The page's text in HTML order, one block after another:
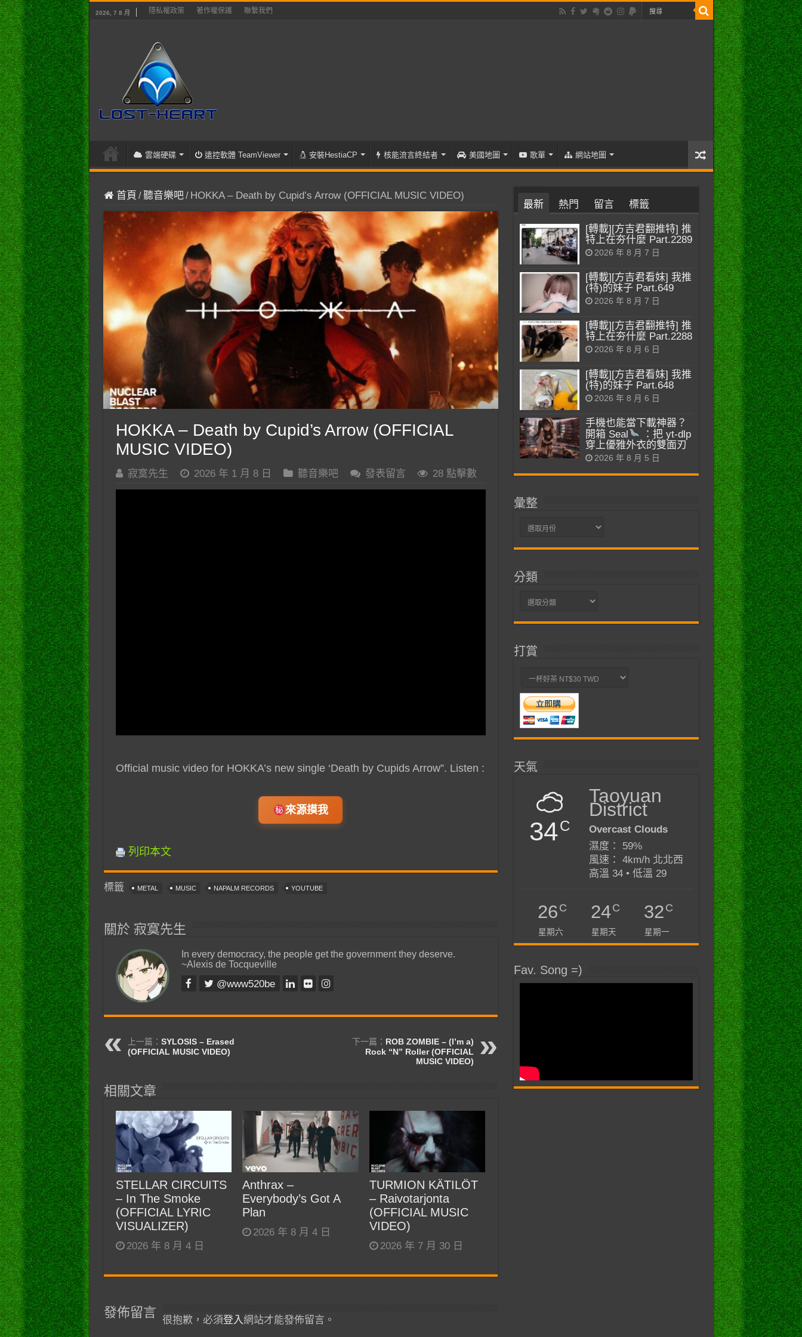
2026, 7 8 月 隱私權政策 著作權保護 聯繫我們
雲端硬碟 遠控軟體 TeamViewer 安裝HestiaCP 核能流言終結者 美國地圖 歌單 網站地圖
首頁 /聽音樂吧/ HOKKA – Death by Cupid’s Arrow (OFFICIAL MUSIC VIDEO)
HOKKA – Death by Cupid’s Arrow (OFFICIAL
MUSIC VIDEO)
寂寞先生 2026 年 1 月 8 日 聽音樂吧 發表留言 28 點擊數
Official music video for HOKKA’s new single ‘Death by Cupids Arrow”. Listen :
來源摸我
列印本文
標籤 METAL MUSIC NAPALM RECORDS YOUTUBE
關於 寂寞先生
In every democracy, the people get the government they deserve.
~Alexis de Tocqueville
@www520be
上一篇： SYLOSIS – Erased
(OFFICIAL MUSIC VIDEO)
下一篇： ROB ZOMBIE – (I’m a)
Rock “N” Roller (OFFICIAL
MUSIC VIDEO)
相關文章
STELLAR CIRCUITS
– In The Smoke
(OFFICIAL LYRIC
VISUALIZER)
2026 年 8 月 4 日
Anthrax –
Everybody’s Got A
Plan
2026 年 8 月 4 日
TURMION KÄTILÖT
– Raivotarjonta
(OFFICIAL MUSIC
VIDEO)
2026 年 7 月 30 日
發佈留言
很抱歉，必須登入網站才能發佈留言。
最新 熱門 留言 標籤
[轉載][方吉君翻推特] 推
特上在夯什麼 Part.2289
2026 年 8 月 7 日
[轉載][方吉君看妹] 我推
(特)的妹子 Part.649
2026 年 8 月 7 日
[轉載][方吉君翻推特] 推
特上在夯什麼 Part.2288
2026 年 8 月 6 日
[轉載][方吉君看妹] 我推
(特)的妹子 Part.648
2026 年 8 月 6 日
手機也能當下載神器？
開箱 Seal
：把 yt-dlp
穿上優雅外衣的雙面刃
2026 年 8 月 5 日
彙整
彙
分類
分
打賞
天氣
34C
Taoyuan
District
Overcast Clouds
濕度： 59%
風速： 4km/h 北北西
高溫 34 • 低溫 29
26C
星期六
24C
星期天
32C
星期一
Fav. Song =)